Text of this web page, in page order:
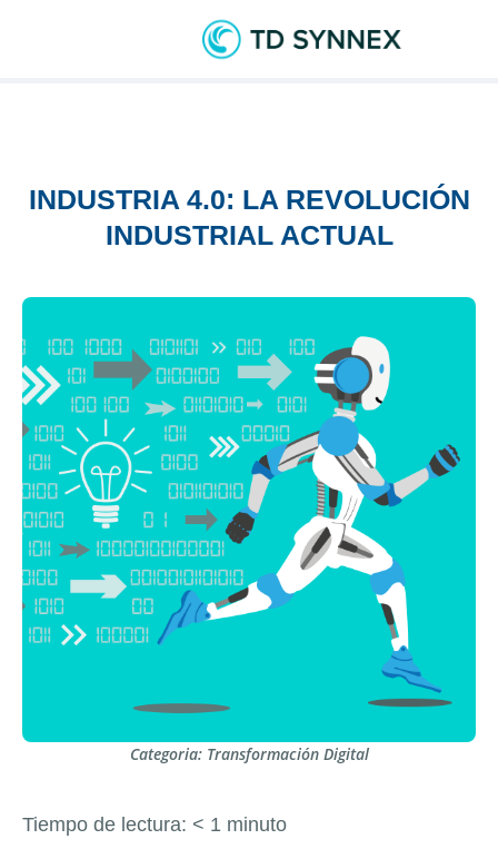
INDUSTRIA 4.0: LA REVOLUCIÓN
INDUSTRIAL ACTUAL
Categoria: Transformación Digital
Tiempo de lectura: < 1 minuto